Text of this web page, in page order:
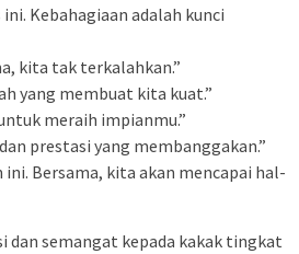
Kebahagiaan adalah kunci
kita tak terkalahkan.”
yang membuat kita kuat.”
meraih impianmu.”
prestasi yang membanggakan.”
Bersama, kita akan mencapai hal-
dan semangat kepada kakak tingkat